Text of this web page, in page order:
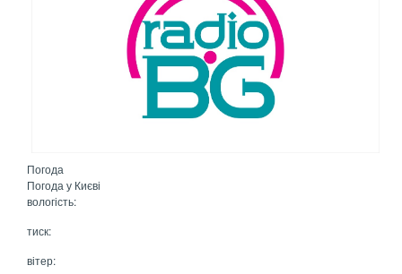
Погода
Погода у Києві
вологість:
тиск:
вітер: